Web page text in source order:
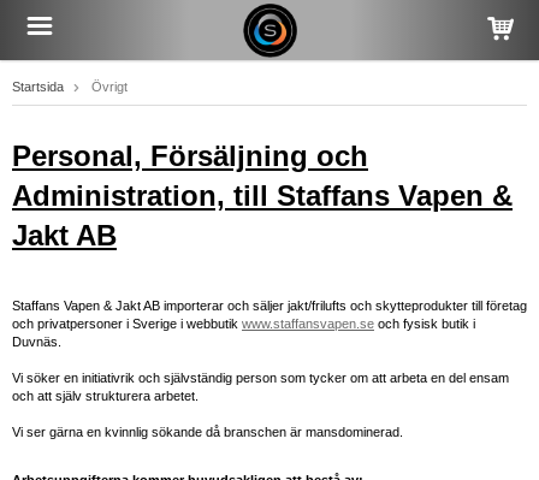
Startsida Övrigt
Personal, Försäljning och
Administration, till Staffans Vapen &
Jakt AB
Staffans Vapen & Jakt AB importerar och säljer jakt/frilufts och skytteprodukter till företag
och privatpersoner i Sverige i webbutik www.staffansvapen.se och fysisk butik i
Duvnäs.
Vi söker en initiativrik och självständig person som tycker om att arbeta en del ensam
och att själv strukturera arbetet.
Vi ser gärna en kvinnlig sökande då branschen är mansdominerad.